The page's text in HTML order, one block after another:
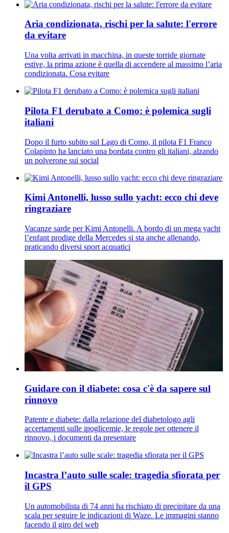
Aria condizionata, rischi per la salute: l'errore
da evitare
Una volta arrivati in macchina, in queste torride giornate
estive, la prima azione è quella di accendere al massimo l’aria
condizionata. Cosa evitare
Pilota F1 derubato a Como: è polemica sugli
italiani
Dopo il furto subito sul Lago di Como, il pilota F1 Franco
Colapinto ha lanciato una bordata contro gli italiani, alzando
un polverone sui social
Kimi Antonelli, lusso sullo yacht: ecco chi deve
ringraziare
Vacanze sarde per Kimi Antonelli. A bordo di un mega yacht
l’enfant prodige della Mercedes si sta anche allenando,
praticando diversi sport acquatici
Guidare con il diabete: cosa c'è da sapere sul
rinnovo
Patente e diabete: dalla relazione del diabetologo agli
accertamenti sulle ipoglicemie, le regole per ottenere il
rinnovo, i documenti da presentare
Incastra l’auto sulle scale: tragedia sfiorata per
il GPS
Un automobilista di 74 anni ha rischiato di precipitare da una
scala per seguire le indicazioni di Waze. Le immagini stanno
facendo il giro del web